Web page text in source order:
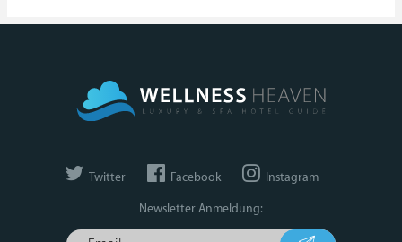
Twitter Facebook Instagram
Newsletter Anmeldung: